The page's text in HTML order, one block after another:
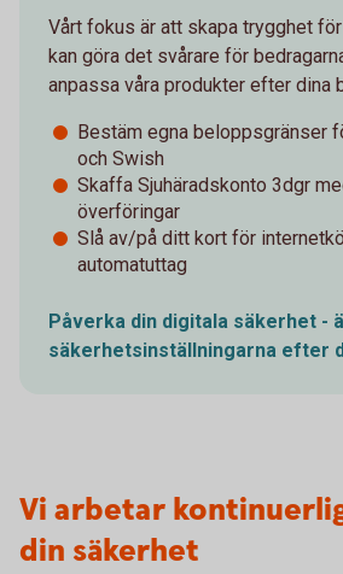
Vårt fokus är att skapa trygghet
kan göra det svårare för
anpassa våra produkter efter dina
Bestäm egna beloppsgränser
och Swish
Skaffa Sjuhäradskonto 3dgr
överföringar
Slå av/på ditt kort för
automatuttag
Påverka din digitala säkerhet -
säkerhetsinställningarna efter
Vi arbetar
din säkerhet